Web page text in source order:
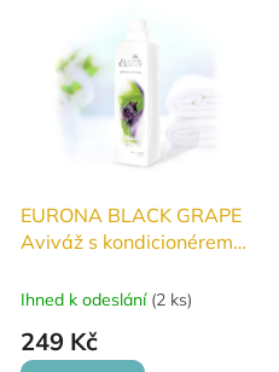
EURONA BLACK GRAPE
Aviváž s kondicionérem
Ihned k odeslání (2 ks)
249 Kč